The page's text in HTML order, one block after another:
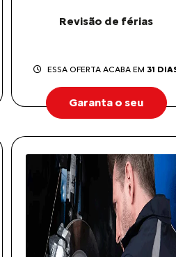
Revisão de férias
ESSA OFERTA ACABA EM 31
Garanta o seu